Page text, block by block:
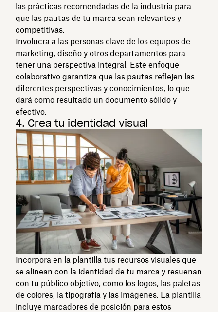
las prácticas recomendadas de la industria para
que las pautas de tu marca sean relevantes y
competitivas.
Involucra a las personas clave de los equipos de
marketing, diseño y otros departamentos para
tener una perspectiva integral. Este enfoque
colaborativo garantiza que las pautas reflejen las
diferentes perspectivas y conocimientos, lo que
dará como resultado un documento sólido y
efectivo.
4. Crea tu identidad visual
Incorpora en la plantilla tus recursos visuales que
se alinean con la identidad de tu marca y resuenan
con tu público objetivo, como los logos, las paletas
de colores, la tipografía y las imágenes. La plantilla
incluye marcadores de posición para estos